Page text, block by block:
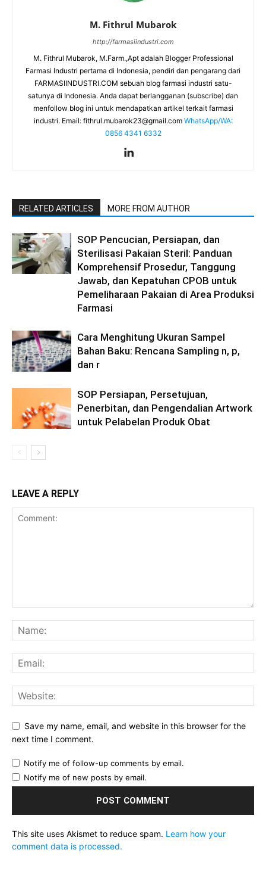
M. Fithrul Mubarok
http://farmasiindustri.com
M. Fithrul Mubarok, M.Farm.,Apt adalah Blogger Professional
Farmasi Industri pertama di Indonesia, pendiri dan pengarang dari
FARMASIINDUSTRI.COM sebuah blog farmasi industri satu-
satunya di Indonesia. Anda dapat berlangganan (subscribe) dan
menfollow blog ini untuk mendapatkan artikel terkait farmasi
industri. Email: fithrul.mubarok23@gmail.com WhatsApp/WA:
0856 4341 6332
RELATED ARTICLES MORE FROM AUTHOR
SOP Pencucian, Persiapan, dan
Sterilisasi Pakaian Steril: Panduan
Komprehensif Prosedur, Tanggung
Jawab, dan Kepatuhan CPOB untuk
Pemeliharaan Pakaian di Area Produksi
Farmasi
Cara Menghitung Ukuran Sampel
Bahan Baku: Rencana Sampling n, p,
dan r
SOP Persiapan, Persetujuan,
Penerbitan, dan Pengendalian Artwork
untuk Pelabelan Produk Obat
LEAVE A REPLY
Save my name, email, and website in this browser for the
next time I comment.
Notify me of follow-up comments by email.
Notify me of new posts by email.
This site uses Akismet to reduce spam. Learn how your
comment data is processed.